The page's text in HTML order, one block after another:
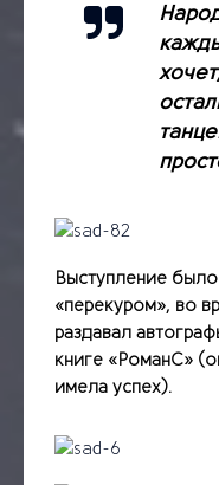
Выступление
«перекуром», во
раздавал
книге «РоманС»
имела успех).